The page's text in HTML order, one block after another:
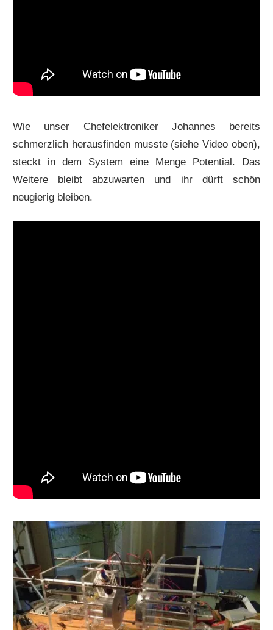
Wie unser Chefelektroniker Johannes bereits
schmerzlich herausfinden musste (siehe Video oben),
steckt in dem System eine Menge Potential. Das
Weitere bleibt abzuwarten und ihr dürft schön
neugierig bleiben.